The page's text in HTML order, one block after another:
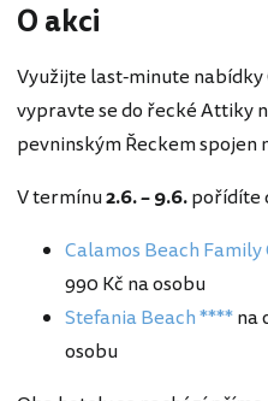
O akci
Využijte last-minute nabídky
vypravte se do řecké Attiky
pevninským Řeckem spojen
V termínu2.6. – 9.6.pořídíte
Calamos Beach
990 Kč na osobu
Stefania Beach ****na
osobu